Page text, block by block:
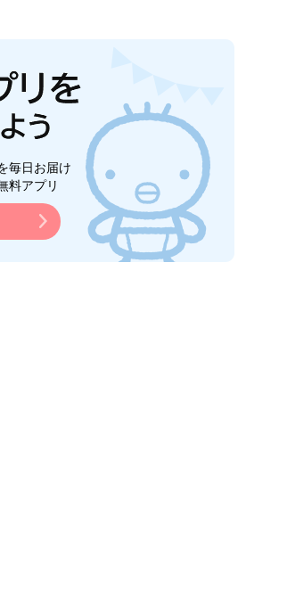
毎日お届け
料アプリ